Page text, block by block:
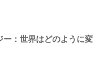
：世界はどのように変